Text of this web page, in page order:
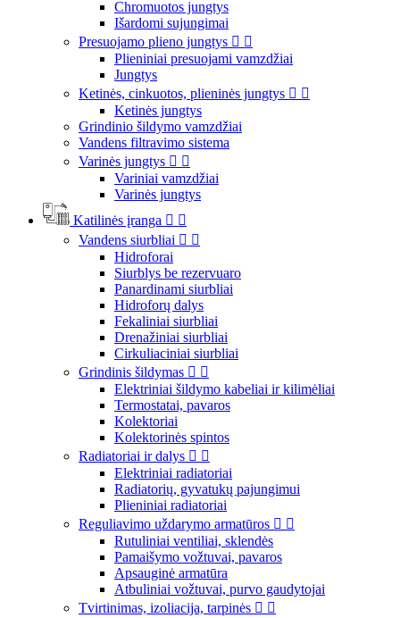
Chromuotos jungtys
Išardomi sujungimai
Presuojamo plieno jungtys  
Plieniniai presuojami vamzdžiai
Jungtys
Ketinės, cinkuotos, plieninės jungtys  
Ketinės jungtys
Grindinio šildymo vamzdžiai
Vandens filtravimo sistema
Varinės jungtys  
Variniai vamzdžiai
Varinės jungtys
Katilinės įranga  
Vandens siurbliai  
Hidroforai
Siurblys be rezervuaro
Panardinami siurbliai
Hidroforų dalys
Fekaliniai siurbliai
Drenažiniai siurbliai
Cirkuliaciniai siurbliai
Grindinis šildymas  
Elektriniai šildymo kabeliai ir kilimėliai
Termostatai, pavaros
Kolektoriai
Kolektorinės spintos
Radiatoriai ir dalys  
Elektriniai radiatoriai
Radiatorių, gyvatukų pajungimui
Plieniniai radiatoriai
Reguliavimo uždarymo armatūros  
Rutuliniai ventiliai, sklendės
Pamaišymo vožtuvai, pavaros
Apsauginė armatūra
Atbuliniai vožtuvai, purvo gaudytojai
Tvirtinimas, izoliacija, tarpinės  